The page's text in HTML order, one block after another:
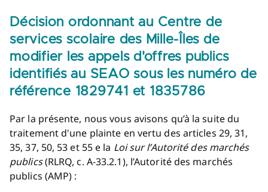
Décision ordonnant au Centre de
services scolaire des Mille-Îles de
modifier les appels d'offres publics
identifiés au SEAO sous les numéro de
référence 1829741 et 1835786
Par la présente, nous vous avisons qu’à la suite du
traitement d'une plainte en vertu des articles 29, 31,
35, 37, 50, 53 et 55 e la Loi sur l’Autorité des marchés
publics(RLRQ, c. A-33.2.1), l’Autorité des marchés
publics (AMP) :